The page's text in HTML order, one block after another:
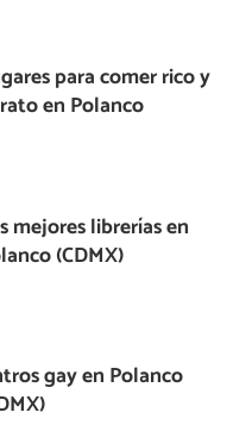
para comer rico y
en Polanco
mejores librerías en
(CDMX)
gay en Polanco